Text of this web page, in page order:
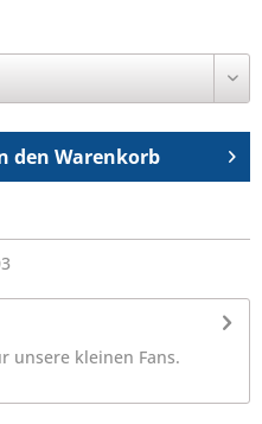
den Warenkorb
unsere kleinen Fans.